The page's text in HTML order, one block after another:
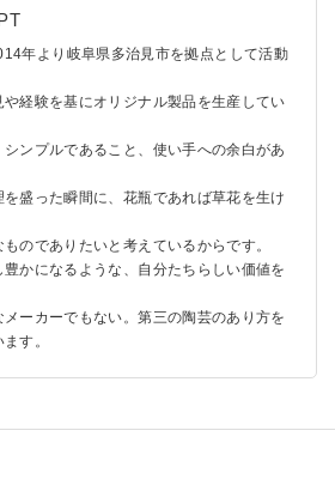
年より岐阜県多治見市を拠点として活動
経験を基にオリジナル製品を生産してい
ンプルであること、使い手への余白があ
盛った瞬間に、花瓶であれば草花を生け
のでありたいと考えているからです。
かになるような、自分たちらしい価値を
ーカーでもない。第三の陶芸のあり方を
す。